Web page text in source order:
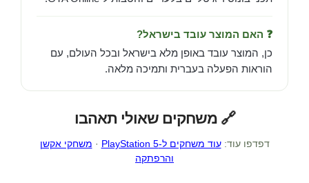
❓ האם המוצר עובד בישראל?
כן, המוצר עובד באופן מלא בישראל ובכל העולם, עם
הוראות הפעלה בעברית ותמיכה מלאה.
🔗 משחקים שאולי תאהבו
דפדפו עוד:עוד משחקים ל-PlayStation 5 · משחקי אקשן
והרפתקה